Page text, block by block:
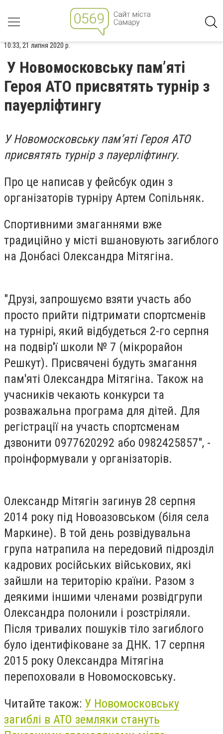
10:33, 21 липня 2020 р.
У Новомосковську пам’яті
Героя АТО присвятять турнір з
пауерліфтингу
У Новомосковську пам’яті Героя АТО
присвятять турнір з пауерліфтингу.
Про це написав у фейсбук один з
організаторів турніру Артем Сопільняк.
Спортивними змаганнями вже
традиційно у місті вшановують загиблого
на Донбасі Олександра Мітягіна.
"Друзі, запрошуємо взяти участь або
просто прийти підтримати спортсменів
на турнірі, який відбудеться 2-го серпня
на подвір'ї школи № 7 (мікрорайон
Решкут). Присвячені будуть змагання
пам'яті Олександра Мітягіна. Також на
учасників чекають конкурси та
розважальна програма для дітей. Для
регістрації на участь спортсменам
дзвонити 0977620292 або 0982425857", -
проінформували у організаторів.
Олександр Мітягін загинув 28 серпня
2014 року під Новоазовськом (біля села
Маркине). В той день розвідувальна
група натрапила на передовий підрозділ
кадрових російських військових, які
зайшли на територію країни. Разом з
деякими іншими членами розвідгрупи
Олександра полонили і розстріляли.
Після тривалих пошуків тіло загиблого
було ідентифіковане за ДНК. 17 серпня
2015 року Олександра Мітягіна
перепоховали в Новомосковську.
Читайте також: У Новомосковську
загиблі в АТО земляки стануть